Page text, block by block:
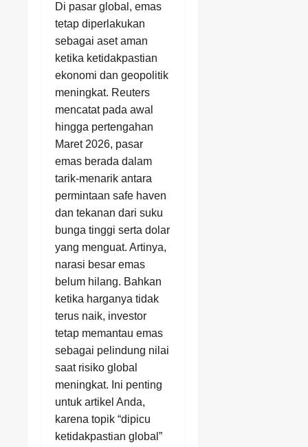
Di pasar global, emas
tetap diperlakukan
sebagai aset aman
ketika ketidakpastian
ekonomi dan geopolitik
meningkat. Reuters
mencatat pada awal
hingga pertengahan
Maret 2026, pasar
emas berada dalam
tarik-menarik antara
permintaan safe haven
dan tekanan dari suku
bunga tinggi serta dolar
yang menguat. Artinya,
narasi besar emas
belum hilang. Bahkan
ketika harganya tidak
terus naik, investor
tetap memantau emas
sebagai pelindung nilai
saat risiko global
meningkat. Ini penting
untuk artikel Anda,
karena topik “dipicu
ketidakpastian global”